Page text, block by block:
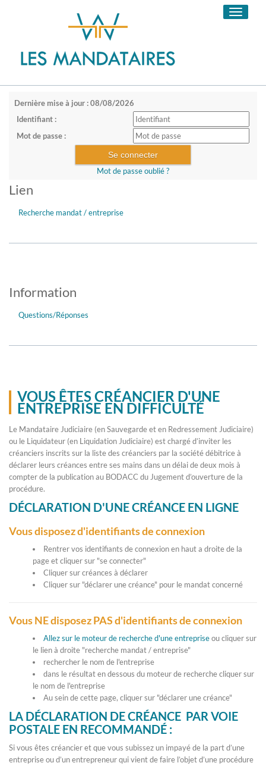
Toggle
Dernière mise à jour : 08/08/2026
Identifiant :
Mot de passe :
Mot de passe oublié ?
Lien
Recherche mandat / entreprise
Information
Questions/Réponses
VOUS ÊTES CRÉANCIER D'UNE
ENTREPRISE EN DIFFICULTÉ
Le Mandataire Judiciaire (en Sauvegarde et en Redressement Judiciaire)
ou le Liquidateur (en Liquidation Judiciaire) est chargé d’inviter les
créanciers inscrits sur la liste des créanciers par la société débitrice à
déclarer leurs créances entre ses mains dans un délai de deux mois à
compter de la publication au BODACC du Jugement d’ouverture de la
procédure.
DÉCLARATION D'UNE CRÉANCE EN LIGNE
Vous disposez d'identifiants de connexion
Rentrer vos identifiants de connexion en haut a droite de la
page et cliquer sur "se connecter"
Cliquer sur créances à déclarer
Cliquer sur "déclarer une créance" pour le mandat concerné
Vous NE disposez PAS d'identifiants de connexion
Allez sur le moteur de recherche d'une entrepriseou cliquer sur
le lien à droite "recherche mandat / entreprise"
rechercher le nom de l'entreprise
dans le résultat en dessous du moteur de recherche cliquer sur
le nom de l'entreprise
Au sein de cette page, cliquer sur "déclarer une créance"
LA DÉCLARATION DE CRÉANCE PAR VOIE
POSTALE EN RECOMMANDÉ :
Si vous êtes créancier et que vous subissez un impayé de la part d’une
entreprise ou d’un entrepreneur qui vient de faire l’objet d’une procédure